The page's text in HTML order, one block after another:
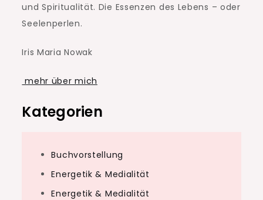
und Spiritualität. Die Essenzen des Lebens – oder
Seelenperlen.
Iris Maria Nowak
mehr über mich
Kategorien
Buchvorstellung
Energetik & Medialität
Energetik & Medialität